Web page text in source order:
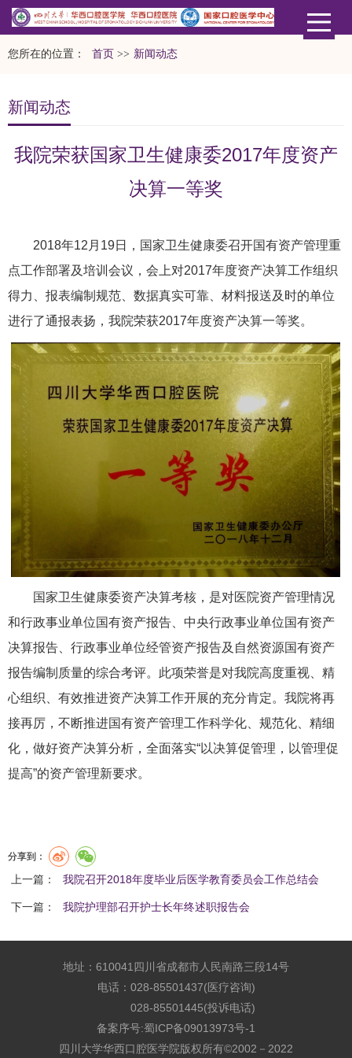
您所在的位置： 首页 >> 新闻动态
新闻动态
我院荣获国家卫生健康委2017年度资产
决算一等奖
2018年12月19日，国家卫生健康委召开国有资产管理重
点工作部署及培训会议，会上对2017年度资产决算工作组织
得力、报表编制规范、数据真实可靠、材料报送及时的单位
进行了通报表扬，我院荣获2017年度资产决算一等奖。
国家卫生健康委资产决算考核，是对医院资产管理情况
和行政事业单位国有资产报告、中央行政事业单位国有资产
决算报告、行政事业单位经管资产报告及自然资源国有资产
报告编制质量的综合考评。此项荣誉是对我院高度重视、精
心组织、有效推进资产决算工作开展的充分肯定。我院将再
接再厉，不断推进国有资产管理工作科学化、规范化、精细
化，做好资产决算分析，全面落实“以决算促管理，以管理促
提高”的资产管理新要求。
分享到：
上一篇： 我院召开2018年度毕业后医学教育委员会工作总结会
下一篇： 我院护理部召开护士长年终述职报告会
地址：610041四川省成都市人民南路三段14号
电话：028-85501437(医疗咨询)
028-85501445(投诉电话)
备案序号:蜀ICP备09013973号-1
四川大学华西口腔医学院版权所有©2002－2022